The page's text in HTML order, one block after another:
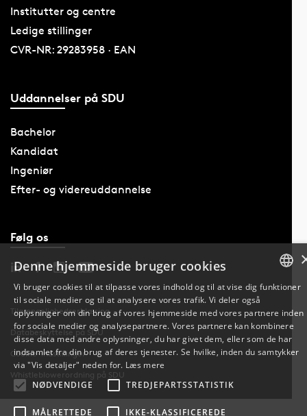
Institutter og centre
Ledige stillinger
CVR-NR: 29283958 · EAN
Uddannelser på SDU
Bachelor
Kandidat
Ingeniør
Efter- og videreuddannelse
Følg os
Tilgængelighedserklæring
Databeskyttelse på SDU
Cookie-indstillinger
Whistleblowerordning på SDU
ENGLISH
Denne hjemmeside bruger cookies
Vi bruger cookies til at tilpasse vores indhold og til at vise dig funktioner
til sociale medier og til at analysere vores trafik. Vi deler også
oplysninger om din brug af vores hjemmeside med vores partnere inden
for sociale medier og analysepartnere. Vores partnere kan kombinere
disse data med andre oplysninger, du har givet dem, eller som de har
indsamlet fra din brug af deres tjenester. Se hvilke, inden du samtykker
via "Vis detaljer" neden for. Læs mere
NØDVENDIGE
TREDJEPARTSSTATISTIK
MÅLRETTEDE IKKE-KLASSIFICEREDE